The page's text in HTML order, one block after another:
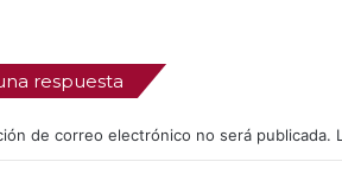
respuesta
de correo electrónico no será publicada.